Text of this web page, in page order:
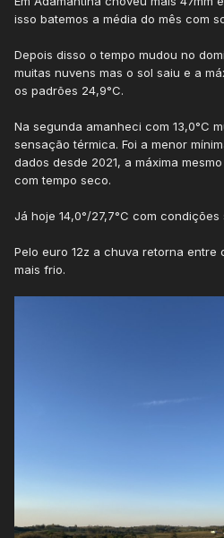
isso batemos a média do mês com
Depois disso o tempo mudou no
muitas nuvens mas o sol saiu e a
os padrões 24,9°C.
Na segunda amanheci com 13,0°C
sensação térmica. Foi a menor
dados desde 2021, a máxima
com tempo seco.
Já hoje 14,0°/27,7°C com condições
Pelo euro 12z a chuva retorna entre
mais frio.